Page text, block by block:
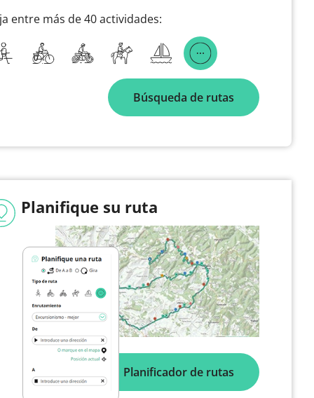
entre más de 40 actividades:
Búsqueda de rutas
Planifique su ruta
Planificador de rutas